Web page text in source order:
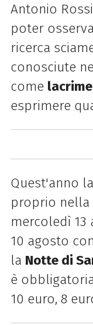
Antonio
poter
ricerca
conosciute
come
esprimere
Quest'anno
proprio nella
mercoledì
10 agosto
la Notte di
è
10 euro, 8